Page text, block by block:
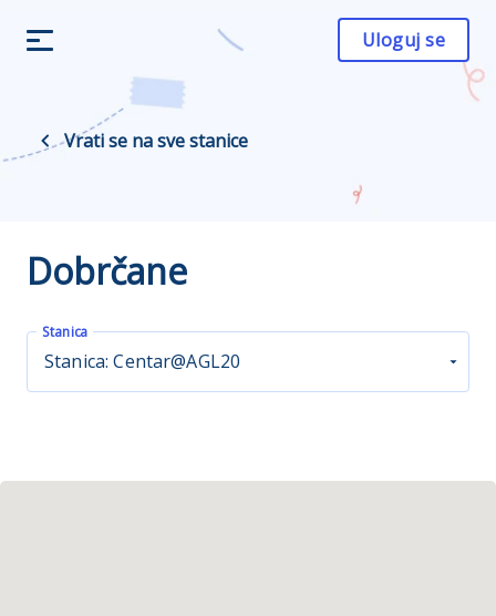
Uloguj se
Vrati se na sve stanice
Dobrčane
Stanica
Stanica: Centar@AGL20